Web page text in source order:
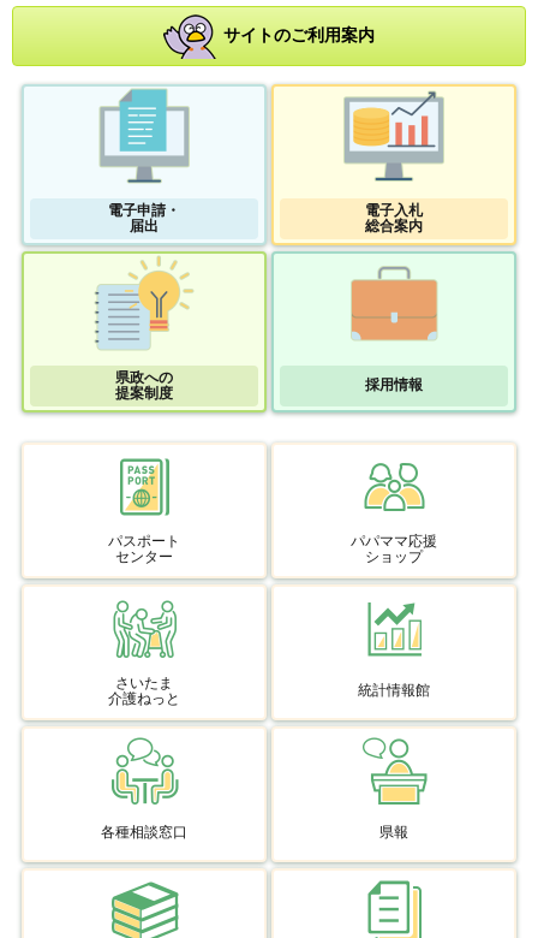
サイトのご利用案内
電子申請・
届出
電子入札
総合案内
県政への
提案制度
採用情報
パスポート
センター
パパママ応援
ショップ
さいたま
介護ねっと
統計情報館
各種相談窓口 県報